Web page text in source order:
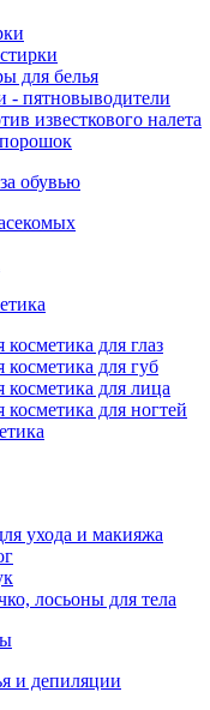
для белья
- пятновыводители
известкового налета
обувью
косметика для глаз
косметика для губ
косметика для лица
косметика для ногтей
ухода и макияжа
лосьоны для тела
и депиляции